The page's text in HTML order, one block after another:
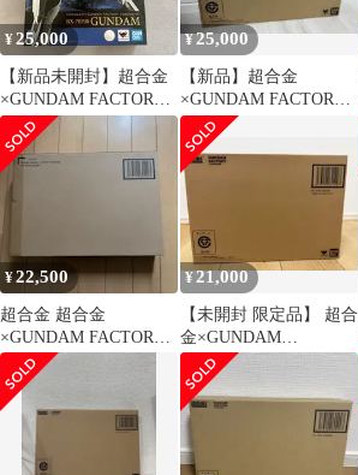
¥25,000
【新品未開封】超合金
×GUNDAM FACTORY
YOKOHAMA RX-78F00
GUNDAM ガンダムフ
ァクトリー
¥25,000
【新品】超合金
×GUNDAM FACTORY
YOKOHAMA RX-78F00
¥22,500
超合金 超合金
×GUNDAM FACTORY
YOKOHAMA RX-
78F0…
¥21,000
【未開封 限定品】 超合
金×GUNDAM
FACTORY 横浜 RX-
78F00